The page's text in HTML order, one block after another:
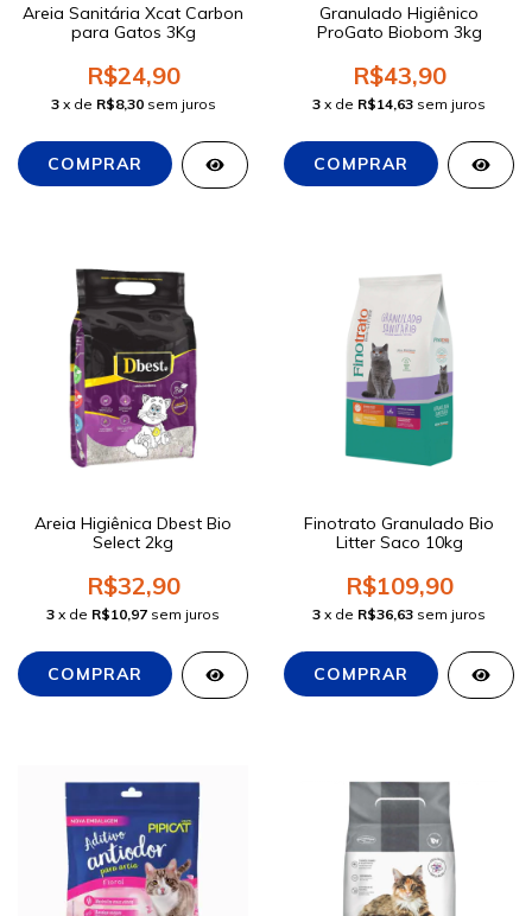
Areia Sanitária Xcat Carbon
para Gatos 3Kg
R$24,90
3 x de R$8,30 sem juros
Granulado Higiênico
ProGato Biobom 3kg
R$43,90
3 x de R$14,63 sem juros
Areia Higiênica Dbest Bio
Select 2kg
R$32,90
3 x de R$10,97 sem juros
Finotrato Granulado Bio
Litter Saco 10kg
R$109,90
3 x de R$36,63 sem juros